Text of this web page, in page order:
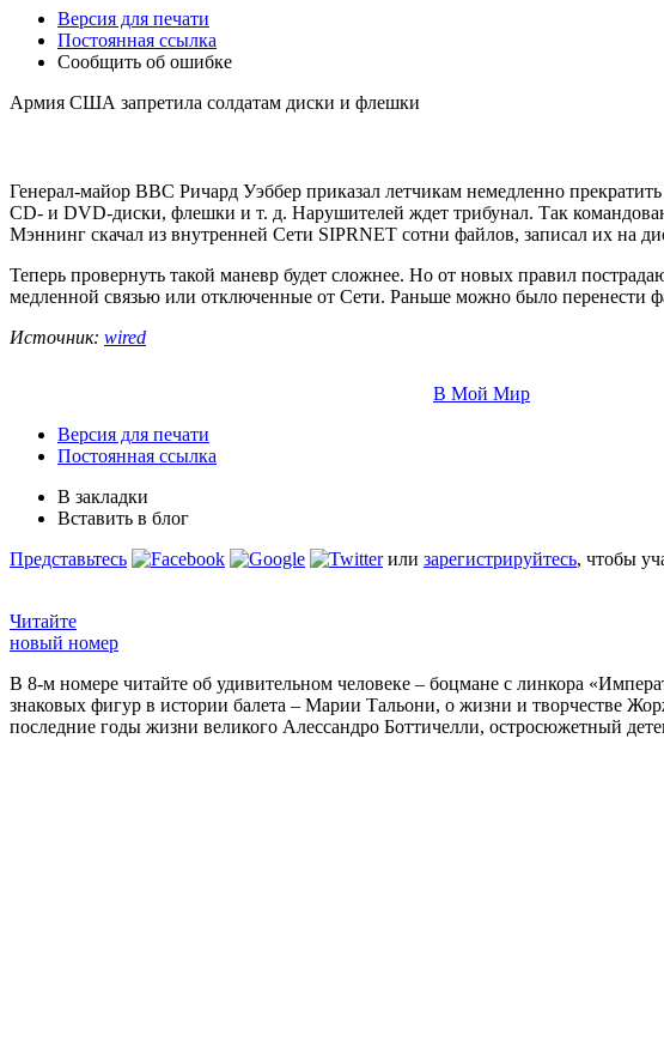
Версия для печати
Постоянная ссылка
Сообщить об ошибке
Армия США запретила солдатам диски и флешки
Генерал-майор ВВС Ричард Уэббер приказал летчикам немедленно
CD- и DVD-диски, флешки и т. д. Нарушителей ждет трибунал. Так
Мэннинг скачал из внутренней Сети SIPRNET сотни файлов, записал их на
Теперь провернуть такой маневр будет сложнее. Но от новых правил
медленной связью или отключенные от Сети. Раньше можно было перенести
Источник: wired
В Мой Мир
Версия для печати
Постоянная ссылка
В закладки
Вставить в блог
Представьтесь
или зарегистрируйтесь, чтобы
Читайте
новый номер
В 8-м номере читайте об удивительном человеке – боцмане с линкора
знаковых фигур в истории балета – Марии Тальони, о жизни и творчестве
последние годы жизни великого Алессандро Боттичелли, остросюжетный